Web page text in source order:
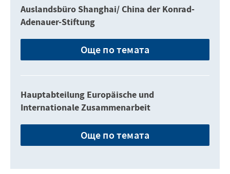
Auslandsbüro Shanghai/ China der Konrad-
Adenauer-Stiftung
Още по темата
Hauptabteilung Europäische und
Internationale Zusammenarbeit
Още по темата